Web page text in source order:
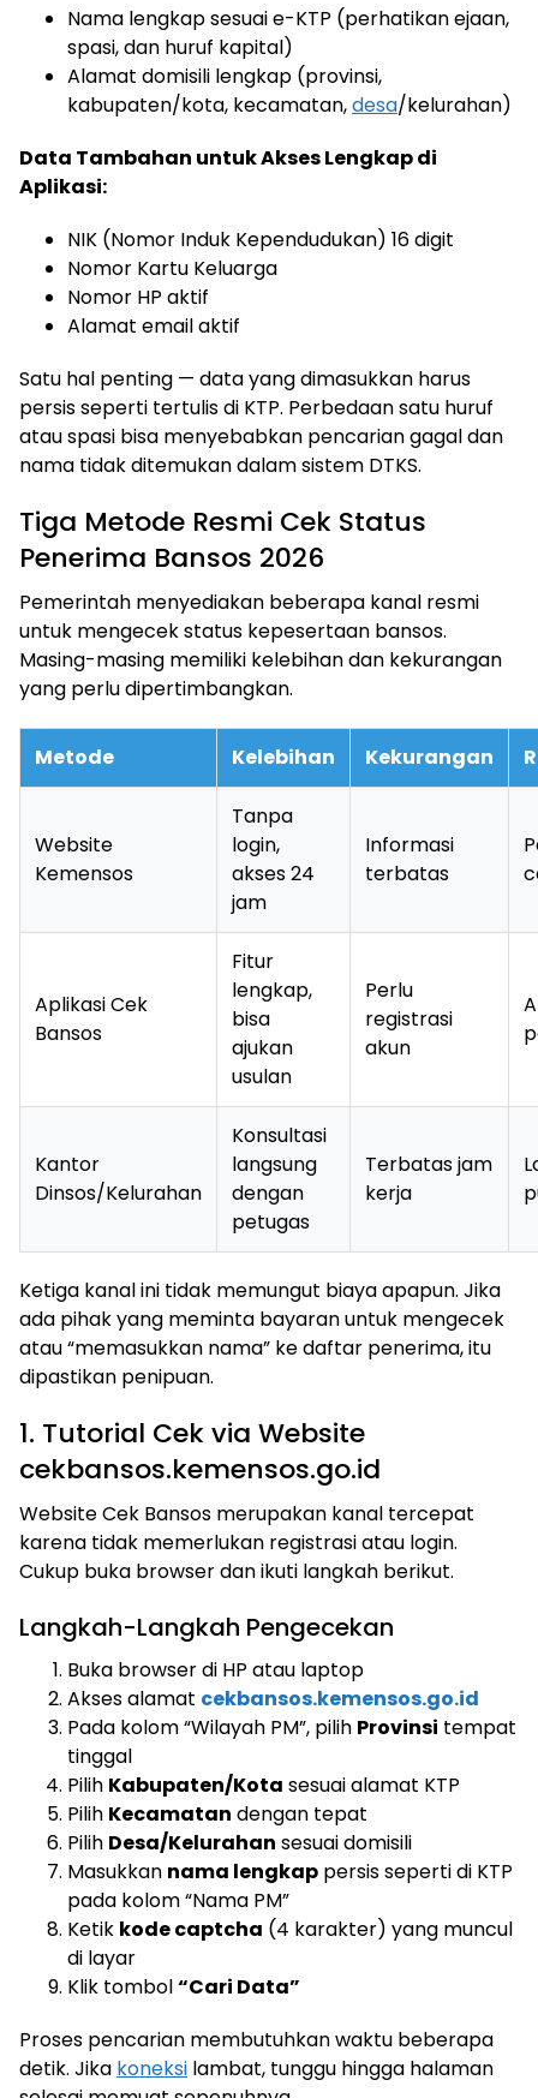
Nama lengkap sesuai e-KTP (perhatikan ejaan,
spasi, dan huruf kapital)
Alamat domisili lengkap (provinsi,
kabupaten/kota, kecamatan,desa/kelurahan)
Data Tambahan untuk Akses Lengkap di
Aplikasi:
NIK (Nomor Induk Kependudukan) 16 digit
Nomor Kartu Keluarga
Nomor HP aktif
Alamat email aktif
Satu hal penting — data yang dimasukkan harus
persis seperti tertulis di KTP. Perbedaan satu huruf
atau spasi bisa menyebabkan pencarian gagal dan
nama tidak ditemukan dalam sistem DTKS.
Tiga Metode Resmi Cek Status
Penerima Bansos 2026
Pemerintah menyediakan beberapa kanal resmi
untuk mengecek status kepesertaan bansos.
Masing-masing memiliki kelebihan dan kekurangan
yang perlu dipertimbangkan.
Metode Kelebihan Kekurangan
Website
Kemensos
Tanpa
login,
akses 24
jam
Informasi
terbatas
Aplikasi Cek
Bansos
Fitur
lengkap,
bisa
ajukan
usulan
Perlu
registrasi
akun
Kantor
Dinsos/Kelurahan
Konsultasi
langsung
dengan
petugas
Terbatas jam
kerja
Ketiga kanal ini tidak memungut biaya apapun. Jika
ada pihak yang meminta bayaran untuk mengecek
atau “memasukkan nama” ke daftar penerima, itu
dipastikan penipuan.
1. Tutorial Cek via Website
cekbansos.kemensos.go.id
Website Cek Bansos merupakan kanal tercepat
karena tidak memerlukan registrasi atau login.
Cukup buka browser dan ikuti langkah berikut.
Langkah-Langkah Pengecekan
Buka browser di HP atau laptop
Akses alamat cekbansos.kemensos.go.id
Pada kolom “Wilayah PM”, pilih Provinsi tempat
tinggal
Pilih Kabupaten/Kota sesuai alamat KTP
Pilih Kecamatan dengan tepat
Pilih Desa/Kelurahan sesuai domisili
Masukkan nama lengkap persis seperti di KTP
pada kolom “Nama PM”
Ketik kode captcha (4 karakter) yang muncul
di layar
Klik tombol“Cari Data”
Proses pencarian membutuhkan waktu beberapa
detik. Jika koneksi lambat, tunggu hingga halaman